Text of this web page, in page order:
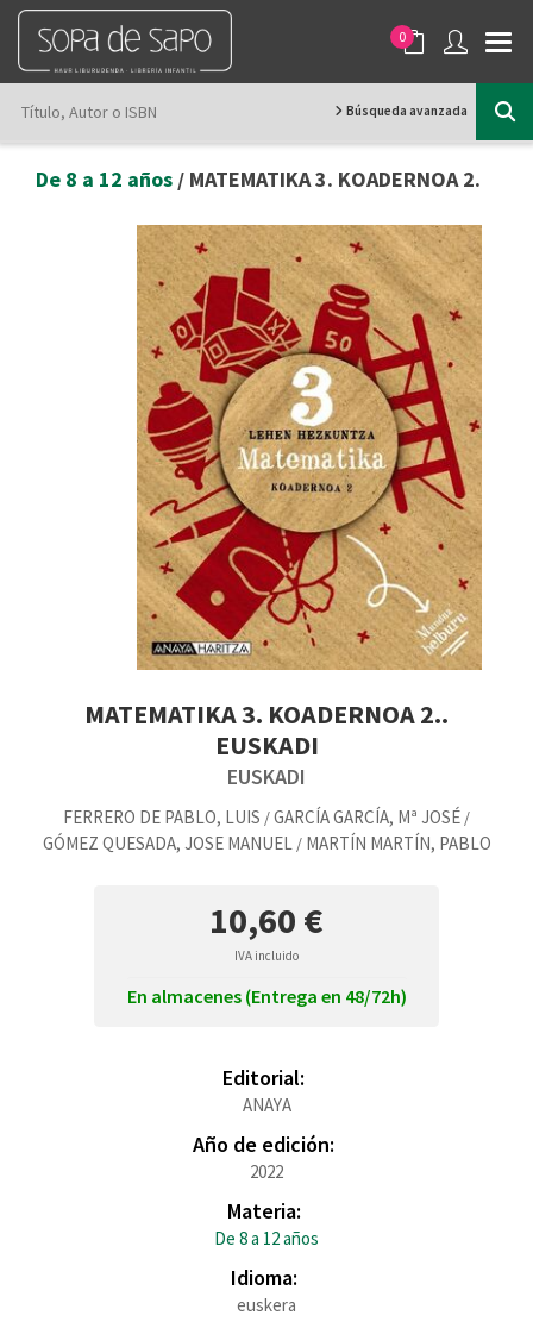
0
Búsqueda avanzada
De 8 a 12 años / MATEMATIKA 3. KOADERNOA 2.
MATEMATIKA 3. KOADERNOA 2..
EUSKADI
EUSKADI
FERRERO DE PABLO, LUIS /GARCÍA GARCÍA, Mª JOSÉ /
GÓMEZ QUESADA, JOSE MANUEL / MARTÍN MARTÍN, PABLO
10,60 €
IVA incluido
En almacenes (Entrega en 48/72h)
Editorial:
ANAYA
Año de edición:
2022
Materia:
De 8 a 12 años
Idioma:
euskera